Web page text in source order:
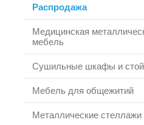
Распродажа
Медицинская
мебель
Сушильные шкафы и
Мебель для общежитий
Металлические стеллажи